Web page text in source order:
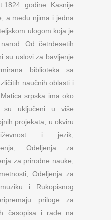
1824. godine. Kasnije
a među njima i jedna
ulogom koja je
Od četrdesetih
su uslovi za bavljenje
biblioteka sa
naučnih oblasti i
srpska ima oko
su uključeni u više
projekata, u okviru
i jezik,
Odeljenja za
za prirodne nauke,
Odeljenja za
i Rukopisnog
priloge za
časopisa i rade na